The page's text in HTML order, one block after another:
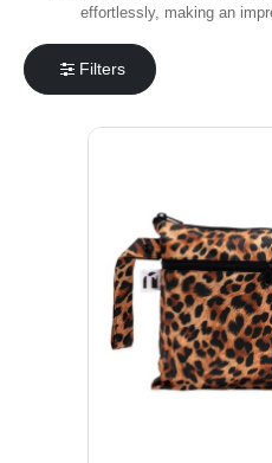
effortlessly, making an
Filters